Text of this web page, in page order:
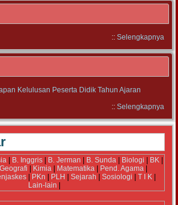
:: Selengkapnya
Kelulusan Peserta Didik Tahun Ajaran
:: Selengkapnya
B. Inggris B. Jerman B. Sunda Biologi BK
Geografi Kimia Matematika Pend. Agama
| PKn PLH Sejarah Sosiologi T I K|
Lain-lain